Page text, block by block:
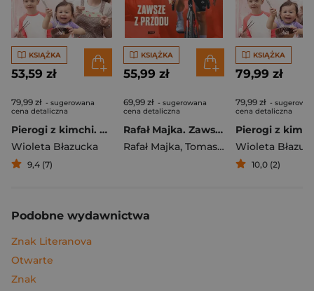
KSIĄŻKA
53,59 zł
79,99 zł - sugerowana
cena detaliczna
Pierogi z kimchi. Moje ulubione azjatyckie przepisy
Wioleta Błazucka
9,4 (7)
KSIĄŻKA
55,99 zł
69,99 zł - sugerowana
cena detaliczna
Rafał Majka. Zawsze z przodu. Rozmawia Tomasz Kalemba - książka z autografem
Rafał Majka, Tomasz Kalemba
KSIĄŻKA
79,99 zł
79,99 zł -
cena detaliczna
Wioleta
10,0 (2)
Podobne wydawnictwa
Znak Literanova
Otwarte
Znak